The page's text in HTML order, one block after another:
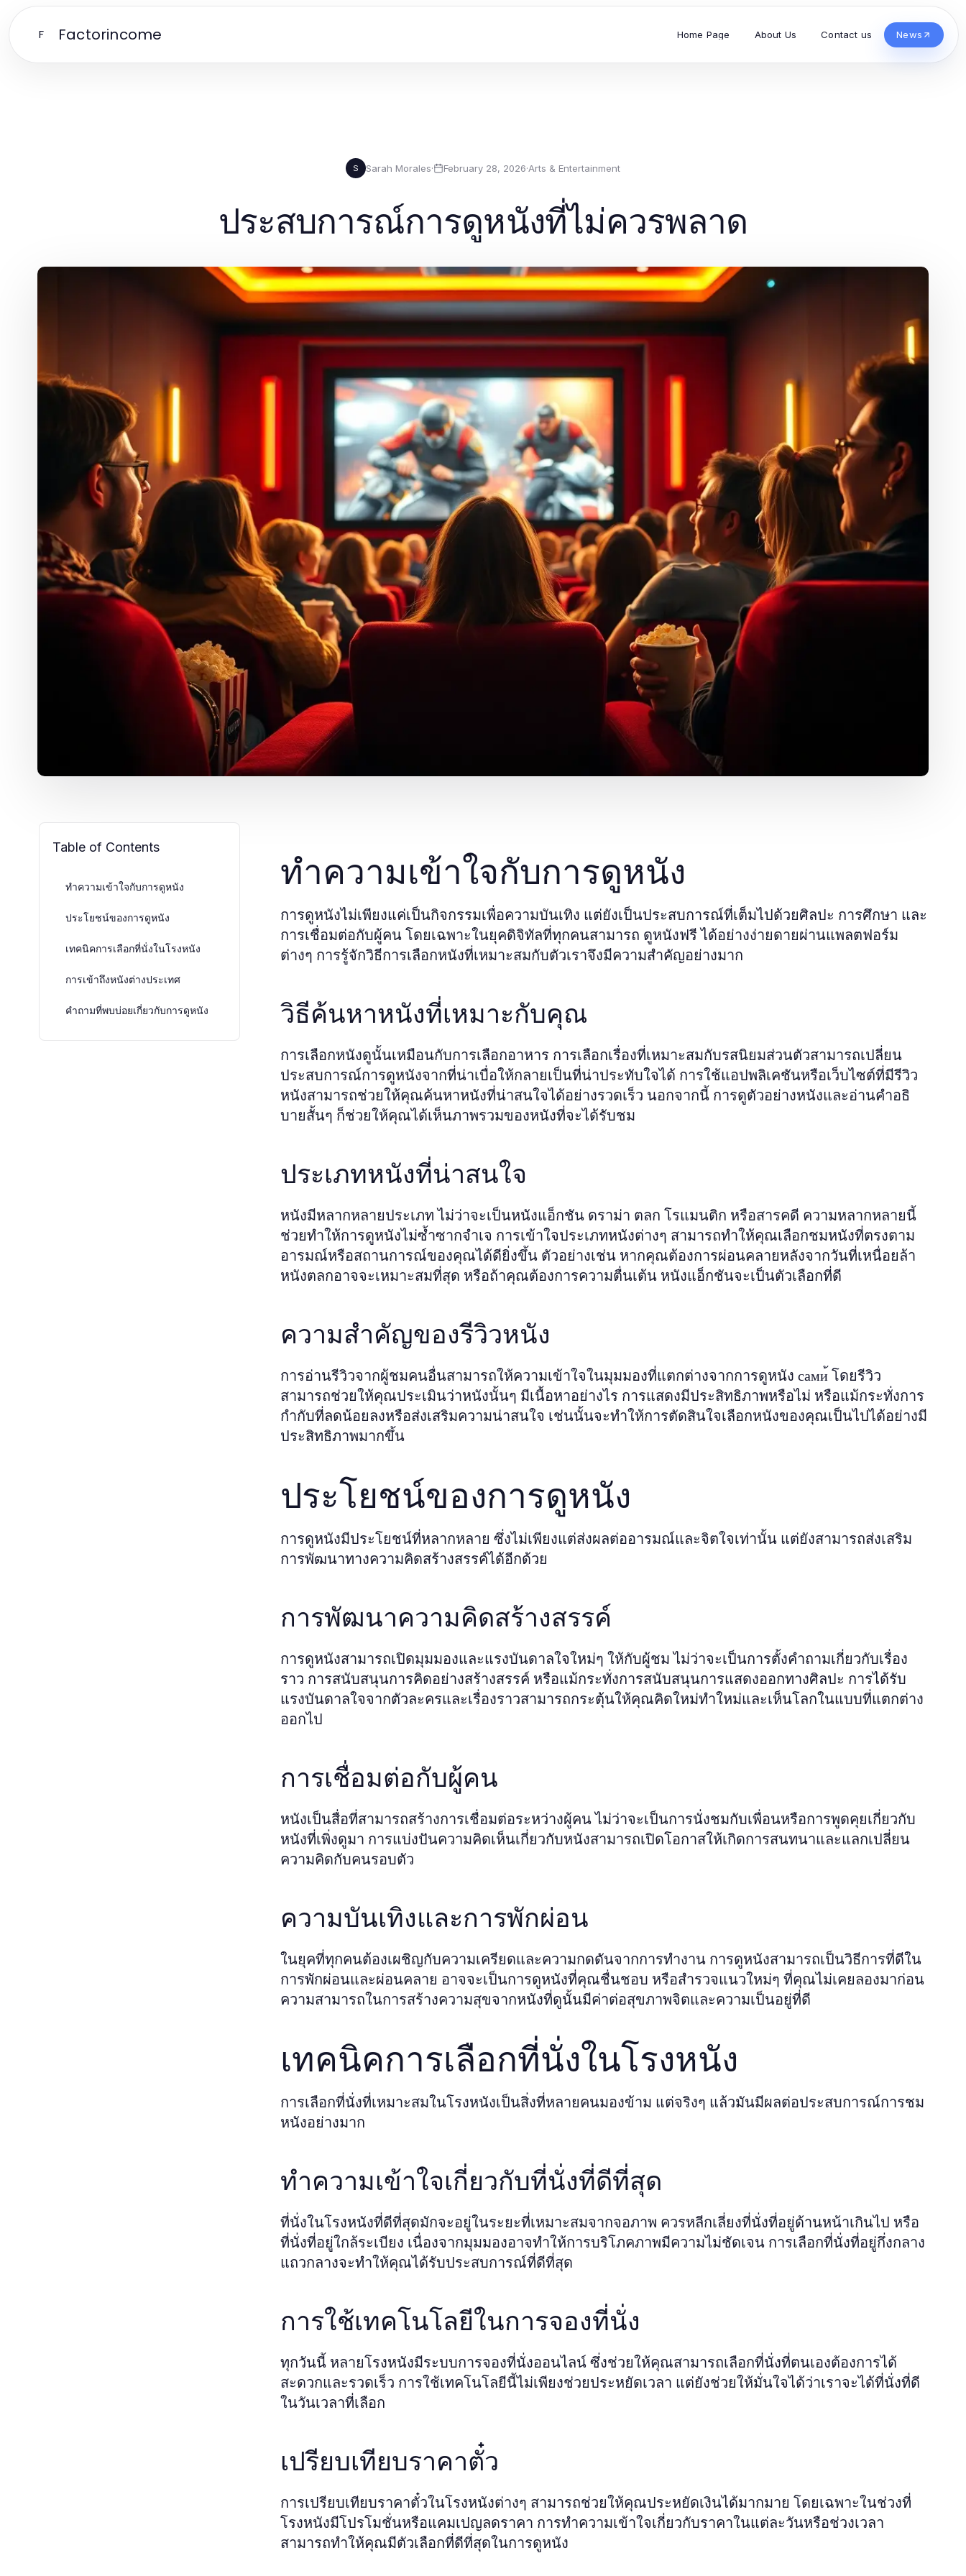
F Factorincome Home Page About Us Contact us News
S Sarah Morales· February 28, 2026·Arts & Entertainment
ประสบการณ์การดูหนังที่ไม่ควรพลาด
Table of Contents
ทำความเข้าใจกับการดูหนัง
ประโยชน์ของการดูหนัง
เทคนิคการเลือกที่นั่งในโรงหนัง
การเข้าถึงหนังต่างประเทศ
คำถามที่พบบ่อยเกี่ยวกับการดูหนัง
ทำความเข้าใจกับการดูหนัง
การดูหนังไม่เพียงแค่เป็นกิจกรรมเพื่อความบันเทิง แต่ยังเป็นประสบการณ์ที่เต็มไปด้วยศิลปะ การศึกษา และ
การเชื่อมต่อกับผู้คน โดยเฉพาะในยุคดิจิทัลที่ทุกคนสามารถ ดูหนังฟรีได้อย่างง่ายดายผ่านแพลตฟอร์ม
ต่างๆ การรู้จักวิธีการเลือกหนังที่เหมาะสมกับตัวเราจึงมีความสำคัญอย่างมาก
วิธีค้นหาหนังที่เหมาะกับคุณ
การเลือกหนังดูนั้นเหมือนกับการเลือกอาหาร การเลือกเรื่องที่เหมาะสมกับรสนิยมส่วนตัวสามารถเปลี่ยน
ประสบการณ์การดูหนังจากที่น่าเบื่อให้กลายเป็นที่น่าประทับใจได้ การใช้แอปพลิเคชันหรือเว็บไซต์ที่มีรีวิว
หนังสามารถช่วยให้คุณค้นหาหนังที่น่าสนใจได้อย่างรวดเร็ว นอกจากนี้ การดูตัวอย่างหนังและอ่านคำอธิ
บายสั้นๆ ก็ช่วยให้คุณได้เห็นภาพรวมของหนังที่จะได้รับชม
ประเภทหนังที่น่าสนใจ
หนังมีหลากหลายประเภท ไม่ว่าจะเป็นหนังแอ็กชัน ดราม่า ตลก โรแมนติก หรือสารคดี ความหลากหลายนี้
ช่วยทำให้การดูหนังไม่ซ้ำซากจำเจ การเข้าใจประเภทหนังต่างๆ สามารถทำให้คุณเลือกชมหนังที่ตรงตาม
อารมณ์หรือสถานการณ์ของคุณได้ดียิ่งขึ้น ตัวอย่างเช่น หากคุณต้องการผ่อนคลายหลังจากวันที่เหนื่อยล้า
หนังตลกอาจจะเหมาะสมที่สุด หรือถ้าคุณต้องการความตื่นเต้น หนังแอ็กชันจะเป็นตัวเลือกที่ดี
ความสำคัญของรีวิวหนัง
การอ่านรีวิวจากผู้ชมคนอื่นสามารถให้ความเข้าใจในมุมมองที่แตกต่างจากการดูหนัง сами้ โดยรีวิว
สามารถช่วยให้คุณประเมินว่าหนังนั้นๆ มีเนื้อหาอย่างไร การแสดงมีประสิทธิภาพหรือไม่ หรือแม้กระทั่งการ
กำกับที่ลดน้อยลงหรือส่งเสริมความน่าสนใจ เช่นนั้นจะทำให้การตัดสินใจเลือกหนังของคุณเป็นไปได้อย่างมี
ประสิทธิภาพมากขึ้น
ประโยชน์ของการดูหนัง
การดูหนังมีประโยชน์ที่หลากหลาย ซึ่งไม่เพียงแต่ส่งผลต่ออารมณ์และจิตใจเท่านั้น แต่ยังสามารถส่งเสริม
การพัฒนาทางความคิดสร้างสรรค์ได้อีกด้วย
การพัฒนาความคิดสร้างสรรค์
การดูหนังสามารถเปิดมุมมองและแรงบันดาลใจใหม่ๆ ให้กับผู้ชม ไม่ว่าจะเป็นการตั้งคำถามเกี่ยวกับเรื่อง
ราว การสนับสนุนการคิดอย่างสร้างสรรค์ หรือแม้กระทั่งการสนับสนุนการแสดงออกทางศิลปะ การได้รับ
แรงบันดาลใจจากตัวละครและเรื่องราวสามารถกระตุ้นให้คุณคิดใหม่ทำใหม่และเห็นโลกในแบบที่แตกต่าง
ออกไป
การเชื่อมต่อกับผู้คน
หนังเป็นสื่อที่สามารถสร้างการเชื่อมต่อระหว่างผู้คน ไม่ว่าจะเป็นการนั่งชมกับเพื่อนหรือการพูดคุยเกี่ยวกับ
หนังที่เพิ่งดูมา การแบ่งปันความคิดเห็นเกี่ยวกับหนังสามารถเปิดโอกาสให้เกิดการสนทนาและแลกเปลี่ยน
ความคิดกับคนรอบตัว
ความบันเทิงและการพักผ่อน
ในยุคที่ทุกคนต้องเผชิญกับความเครียดและความกดดันจากการทำงาน การดูหนังสามารถเป็นวิธีการที่ดีใน
การพักผ่อนและผ่อนคลาย อาจจะเป็นการดูหนังที่คุณชื่นชอบ หรือสำรวจแนวใหม่ๆ ที่คุณไม่เคยลองมาก่อน
ความสามารถในการสร้างความสุขจากหนังที่ดูนั้นมีค่าต่อสุขภาพจิตและความเป็นอยู่ที่ดี
เทคนิคการเลือกที่นั่งในโรงหนัง
การเลือกที่นั่งที่เหมาะสมในโรงหนังเป็นสิ่งที่หลายคนมองข้าม แต่จริงๆ แล้วมันมีผลต่อประสบการณ์การชม
หนังอย่างมาก
ทำความเข้าใจเกี่ยวกับที่นั่งที่ดีที่สุด
ที่นั่งในโรงหนังที่ดีที่สุดมักจะอยู่ในระยะที่เหมาะสมจากจอภาพ ควรหลีกเลี่ยงที่นั่งที่อยู่ด้านหน้าเกินไป หรือ
ที่นั่งที่อยู่ใกล้ระเบียง เนื่องจากมุมมองอาจทำให้การบริโภคภาพมีความไม่ชัดเจน การเลือกที่นั่งที่อยู่กึ่งกลาง
แถวกลางจะทำให้คุณได้รับประสบการณ์ที่ดีที่สุด
การใช้เทคโนโลยีในการจองที่นั่ง
ทุกวันนี้ หลายโรงหนังมีระบบการจองที่นั่งออนไลน์ ซึ่งช่วยให้คุณสามารถเลือกที่นั่งที่ตนเองต้องการได้
สะดวกและรวดเร็ว การใช้เทคโนโลยีนี้ไม่เพียงช่วยประหยัดเวลา แต่ยังช่วยให้มั่นใจได้ว่าเราจะได้ที่นั่งที่ดี
ในวันเวลาที่เลือก
เปรียบเทียบราคาตั๋ว
การเปรียบเทียบราคาตั๋วในโรงหนังต่างๆ สามารถช่วยให้คุณประหยัดเงินได้มากมาย โดยเฉพาะในช่วงที่
โรงหนังมีโปรโมชั่นหรือแคมเปญลดราคา การทำความเข้าใจเกี่ยวกับราคาในแต่ละวันหรือช่วงเวลา
สามารถทำให้คุณมีตัวเลือกที่ดีที่สุดในการดูหนัง